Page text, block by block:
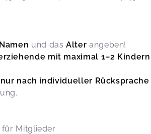
Namen und dasAlter angeben!
mit maximal 1–2 Kindern
nur nach individueller Rücksprache
für Mitglieder